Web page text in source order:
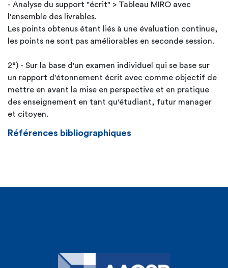
- Analyse du support "écrit" > Tableau MIRO avec
l'ensemble des livrables.
Les points obtenus étant liés à une évaluation continue,
les points ne sont pas améliorables en seconde session.
2°) - Sur la base d'un examen individuel qui se base sur
un rapport d'étonnement écrit avec comme objectif de
mettre en avant la mise en perspective et en pratique
des enseignement en tant qu'étudiant, futur manager
et citoyen.
Références bibliographiques